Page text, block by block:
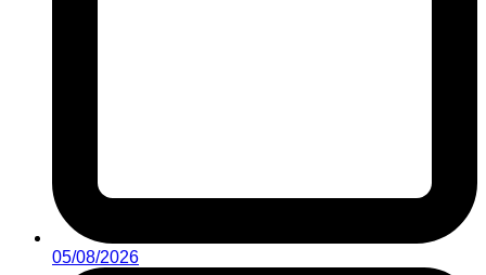
05/08/2026